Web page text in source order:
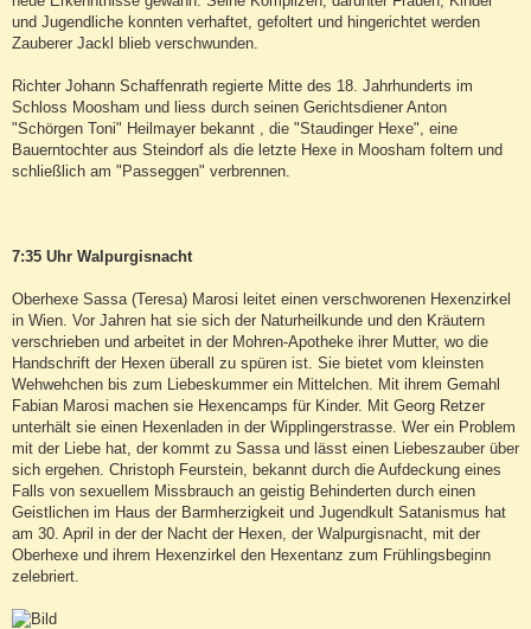
und Jugendliche konnten verhaftet, gefoltert und hingerichtet werden
Zauberer Jackl blieb verschwunden.
Richter Johann Schaffenrath regierte Mitte des 18. Jahrhunderts im
Schloss Moosham und liess durch seinen Gerichtsdiener Anton
"Schörgen Toni" Heilmayer bekannt , die "Staudinger Hexe", eine
Bauerntochter aus Steindorf als die letzte Hexe in Moosham foltern und
schließlich am "Passeggen" verbrennen.
7:35 Uhr Walpurgisnacht
Oberhexe Sassa (Teresa) Marosi leitet einen verschworenen Hexenzirkel
in Wien. Vor Jahren hat sie sich der Naturheilkunde und den Kräutern
verschrieben und arbeitet in der Mohren-Apotheke ihrer Mutter, wo die
Handschrift der Hexen überall zu spüren ist. Sie bietet vom kleinsten
Wehwehchen bis zum Liebeskummer ein Mittelchen. Mit ihrem Gemahl
Fabian Marosi machen sie Hexencamps für Kinder. Mit Georg Retzer
unterhält sie einen Hexenladen in der Wipplingerstrasse. Wer ein Problem
mit der Liebe hat, der kommt zu Sassa und lässt einen Liebeszauber über
sich ergehen. Christoph Feurstein, bekannt durch die Aufdeckung eines
Falls von sexuellem Missbrauch an geistig Behinderten durch einen
Geistlichen im Haus der Barmherzigkeit und Jugendkult Satanismus hat
am 30. April in der der Nacht der Hexen, der Walpurgisnacht, mit der
Oberhexe und ihrem Hexenzirkel den Hexentanz zum Frühlingsbeginn
zelebriert.